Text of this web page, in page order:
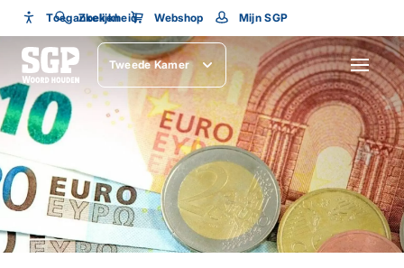
Toegankelijkheid
Toegankelijkheid
Lettergrootte
Zoeken Webshop Mijn SGP
Tweede Kamer SLUITEN